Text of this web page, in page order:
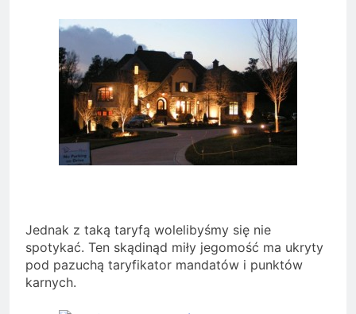
Jednak z taką taryfą wolelibyśmy się nie
spotykać. Ten skądinąd miły jegomość ma ukryty
pod pazuchą taryfikator mandatów i punktów
karnych.